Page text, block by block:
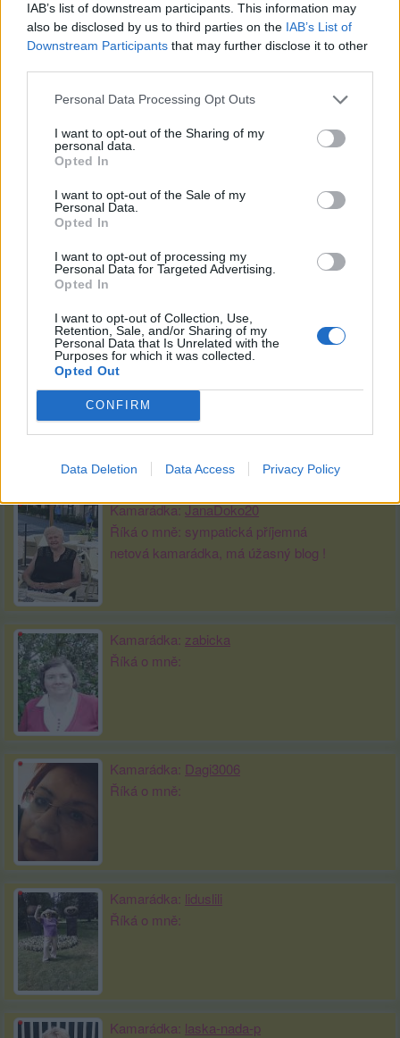
IAB’s list of downstream participants. This information may
also be disclosed by us to third parties on the IAB’s List of
Downstream Participants that may further disclose it to other
Personal Data Processing Opt Outs
I want to opt-out of the Sharing of my
personal data.
Opted In
I want to opt-out of the Sale of my
Personal Data.
Opted In
I want to opt-out of processing my
Personal Data for Targeted Advertising.
Opted In
I want to opt-out of Collection, Use,
Retention, Sale, and/or Sharing of my
Personal Data that Is Unrelated with the
Purposes for which it was collected.
Opted Out
CONFIRM
Data Deletion Data Access Privacy Policy
Říká o mně:
Říká o mně:
Kamarádka:31Capricorni12
Říká o mně: Danuška, vždy ochotná
Kamarádka:
Říká o mně:
Kamarádka:JanaDoko20
Říká o mně: sympatická příjemná
netová kamarádka, má úžasný blog !
Kamarádka: zabicka
Říká o mně:
Kamarádka: Dagi3006
Říká o mně:
Kamarádka: liduslili
Říká o mně:
Kamarádka: laska-nada-p